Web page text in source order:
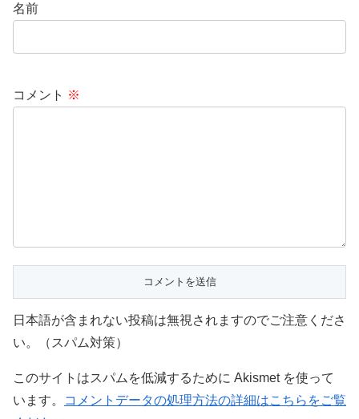
名前
コメント ※
日本語が含まれない投稿は無視されますのでご注意くださ
い。（スパム対策）
このサイトはスパムを低減するために Akismet を使って
います。
コメントデータの処理方法の詳細はこちらをご覧